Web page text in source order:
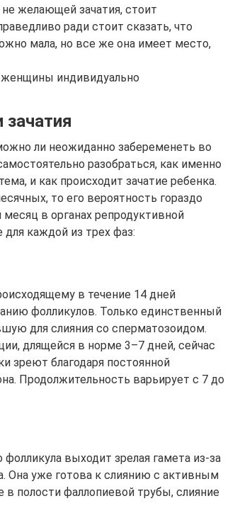
желающей зачатия, стоит
ради стоит сказать, что
мала, но все же она имеет место,
женщины индивидуально
зачатия
ли неожиданно забеременеть во
разобраться, как именно
и как происходит зачатие ребенка.
то его вероятность гораздо
в органах репродуктивной
каждой из трех фаз:
в течение 14 дней
фолликулов. Только единственный
для слияния со сперматозоидом.
длящейся в норме 3–7 дней, сейчас
зреют благодаря постоянной
Продолжительность варьирует с 7 до
выходит зрелая гамета из-за
Она уже готова к слиянию с активным
полости фаллопиевой трубы, слияние